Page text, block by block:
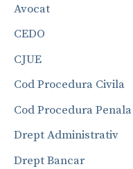
Avocat
CEDO
CJUE
Cod Procedura Civila
Cod Procedura Penala
Drept Administrativ
Drept Bancar